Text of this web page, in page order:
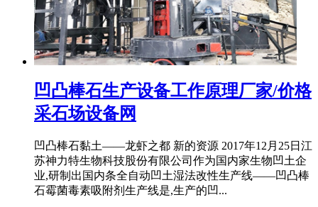
凹凸棒石生产设备工作原理厂家/价格
采石场设备网
凹凸棒石黏土——龙虾之都 新的资源 2017年12月25日江
苏神力特生物科技股份有限公司作为国内家生物凹土企
业,研制出国内条全自动凹土湿法改性生产线——凹凸棒
石霉菌毒素吸附剂生产线是,生产的凹...